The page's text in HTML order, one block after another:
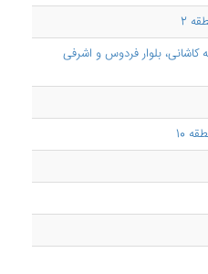
2
کاشانی، بلوار فردوس و اشرفی
10